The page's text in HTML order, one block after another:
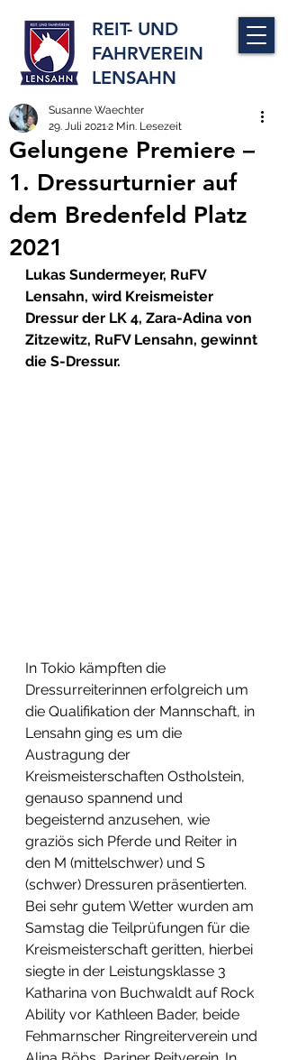
REIT- UND
FAHRVEREIN
LENSAHN
Gelungene Premiere –
1. Dressurturnier auf
dem Bredenfeld Platz
2021
Susanne Waechter
29. Juli 20212 Min. Lesezeit
Lukas Sundermeyer, RuFV
Lensahn, wird Kreismeister
Dressur der LK 4, Zara-Adina von
Zitzewitz, RuFV Lensahn, gewinnt
die S-Dressur.
In Tokio kämpften die
Dressurreiterinnen erfolgreich um
die Qualifikation der Mannschaft, in
Lensahn ging es um die
Austragung der
Kreismeisterschaften Ostholstein,
genauso spannend und
begeisternd anzusehen, wie
graziös sich Pferde und Reiter in
den M (mittelschwer) und S
(schwer) Dressuren präsentierten.
Bei sehr gutem Wetter wurden am
Samstag die Teilprüfungen für die
Kreismeisterschaft geritten, hierbei
siegte in der Leistungsklasse 3
Katharina von Buchwaldt auf Rock
Ability vor Kathleen Bader, beide
Fehmarnscher Ringreiterverein und